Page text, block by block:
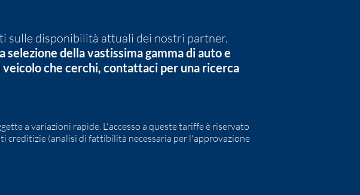
sulle disponibilità attuali dei nostri partner.
della vastissima gamma di auto e
che cerchi, contattaci per una ricerca
a variazioni rapide. L'accesso a queste tariffe è riservato
creditizie (analisi di fattibilità necessaria per l'approvazione